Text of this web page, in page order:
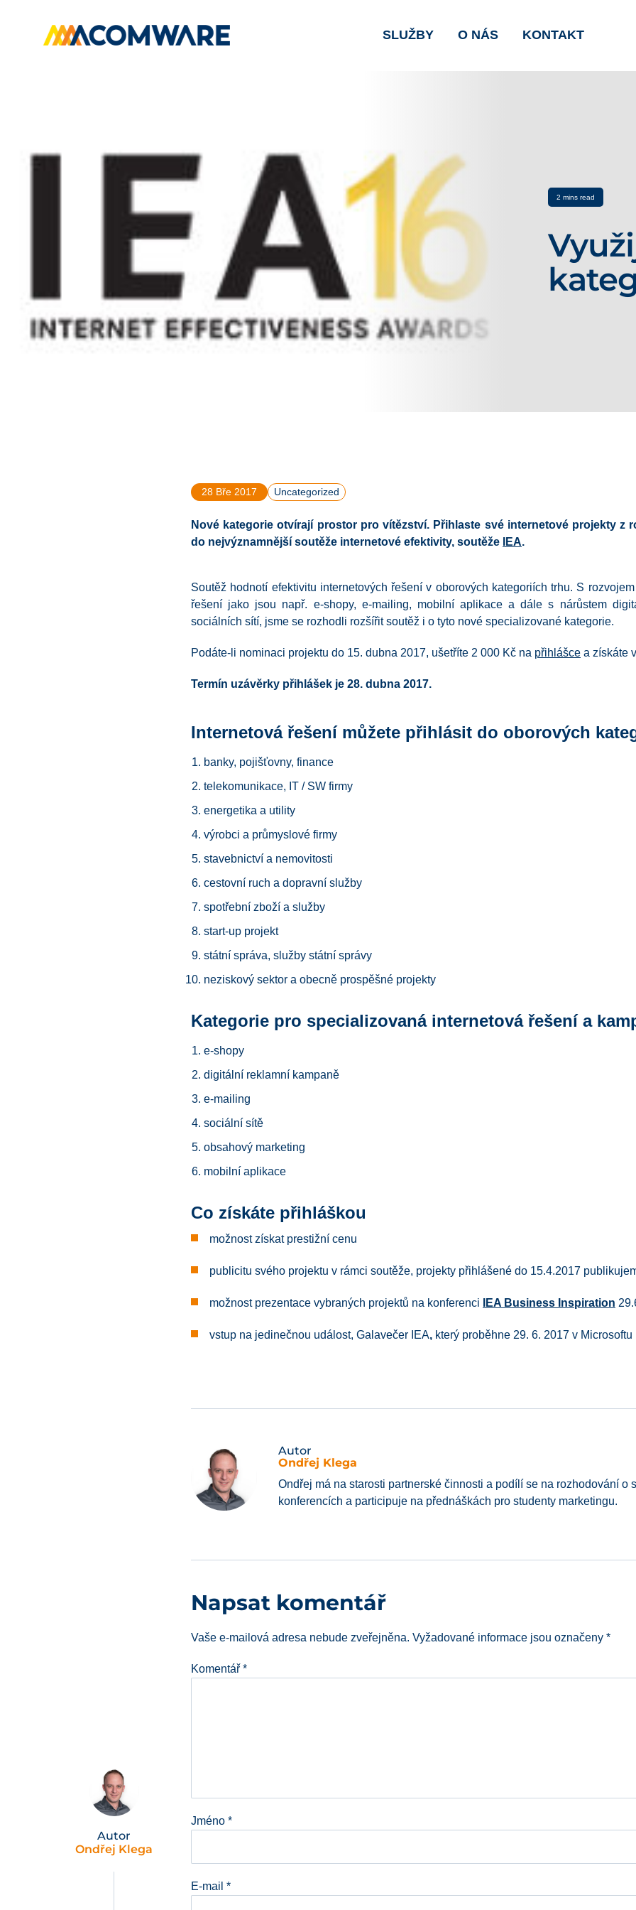
SLUŽBY O NÁS KONTAKT
2 mins read
Autor
Ondřej Klega
28 Bře 2017 Uncategorized
Nové kategorie otvírají prostor pro vítězství. Přihlaste své internetové projekty z
do nejvýznamnější soutěže internetové efektivity, soutěže IEA.
Soutěž hodnotí efektivitu internetových řešení v oborových kategoriích trhu. S
řešení jako jsou např. e-shopy, e-mailing, mobilní aplikace a dále s nárůstem
sociálních sítí, jsme se rozhodli rozšířit soutěž i o tyto nové specializované kategorie.
Podáte-li nominaci projektu do 15. dubna 2017, ušetříte 2 000 Kč na přihlášce a získáte
Termín uzávěrky přihlášek je 28. dubna 2017.
Internetová řešení můžete přihlásit do oborových
banky, pojišťovny, finance
telekomunikace, IT / SW firmy
energetika a utility
výrobci a průmyslové firmy
stavebnictví a nemovitosti
cestovní ruch a dopravní služby
spotřební zboží a služby
start-up projekt
státní správa, služby státní správy
neziskový sektor a obecně prospěšné projekty
Kategorie pro specializovaná internetová řešení a
e-shopy
digitální reklamní kampaně
e-mailing
sociální sítě
obsahový marketing
mobilní aplikace
Co získáte přihláškou
možnost získat prestižní cenu
publicitu svého projektu v rámci soutěže, projekty přihlášené do 15.4.2017
možnost prezentace vybraných projektů na konferenci IEA Business Inspiration
vstup na jedinečnou událost, Galavečer IEA, který proběhne 29. 6. 2017 v Microsoftu
Autor
Ondřej Klega
Ondřej má na starosti partnerské činnosti a podílí se na rozhodování o
konferencích a participuje na přednáškách pro studenty marketingu.
Napsat komentář
Vaše e-mailová adresa nebude zveřejněna. Vyžadované informace jsou označeny *
Komentář *
Jméno *
E-mail *